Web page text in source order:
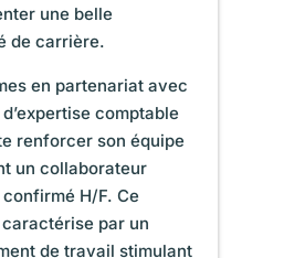
une belle
de carrière.
en partenariat avec
comptable
renforcer son équipe
un collaborateur
H/F. Ce
par un
de travail stimulant